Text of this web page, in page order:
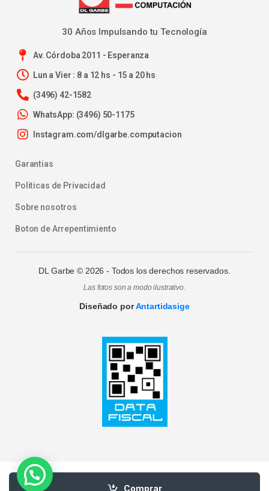
Comprar
30 Años Impulsando tu Tecnología
Av. Córdoba 2011 - Esperanza
Lun a Vier : 8 a 12 hs - 15 a 20 hs
(3496) 42-1582
WhatsApp: (3496) 50-1175
Instagram.com/dlgarbe.computacion
Garantias
Politicas de Privacidad
Sobre nosotros
Boton de Arrepentimiento
DL Garbe © 2026 - Todos los derechos reservados.
Las fotos son a modo ilustrativo.
Diseñado porAntartidasige